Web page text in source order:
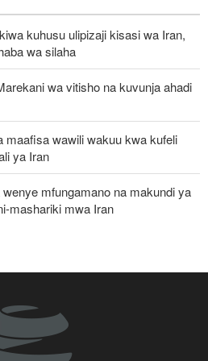
kuhusu ulipizaji kisasi wa Iran,
wa silaha
wa vitisho na kuvunja ahadi
maafisa wawili wakuu kwa kufeli
ya Iran
mfungamano na makundi ya
mashariki mwa Iran
nembo za nguvu zake
yaangamiza mamluki wa Saudia